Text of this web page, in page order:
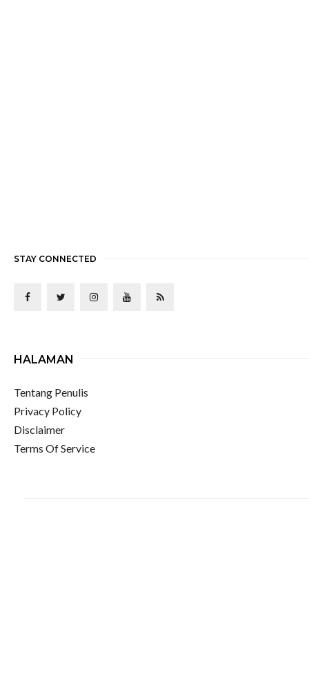
STAY CONNECTED
HALAMAN
Tentang Penulis
Privacy Policy
Disclaimer
Terms Of Service